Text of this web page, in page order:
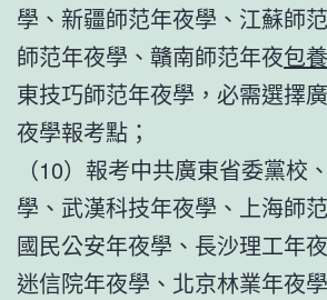
學、新疆師范年夜學、江蘇師
師范年夜學、贛南師范年夜包
東技巧師范年夜學，必需選擇
夜學報考點；
（10）報考中共廣東省委黨校
學、武漢科技年夜學、上海師
國民公安年夜學、長沙理工年
迷信院年夜學、北京林業年夜